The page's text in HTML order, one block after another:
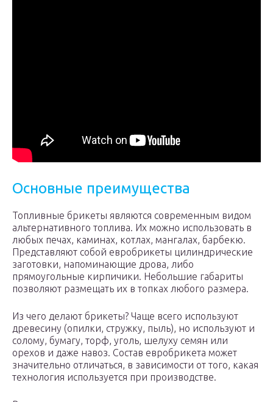
Основные преимущества
Топливные брикеты являются современным видом
альтернативного топлива. Их можно использовать в
любых печах, каминах, котлах, мангалах, барбекю.
Представляют собой евробрикеты цилиндрические
заготовки, напоминающие дрова, либо
прямоугольные кирпичики. Небольшие габариты
позволяют размещать их в топках любого размера.
Из чего делают брикеты? Чаще всего используют
древесину (опилки, стружку, пыль), но используют и
солому, бумагу, торф, уголь, шелуху семян или
орехов и даже навоз. Состав евробрикета может
значительно отличаться, в зависимости от того, какая
технология используется при производстве.